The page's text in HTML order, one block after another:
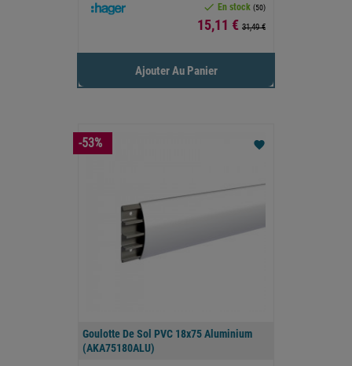
 En stock (50)
Prix
15,11 € 31,49 €
Ajouter Au Panier
Goulotte De Sol PVC 18x75 Aluminium
(AKA75180ALU)
favorite
-53%